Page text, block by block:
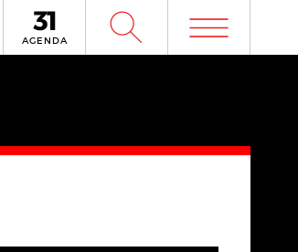
AGENDA W m